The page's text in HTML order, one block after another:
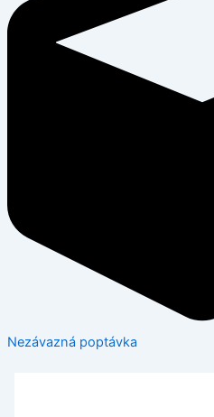
Nezávazná poptávka